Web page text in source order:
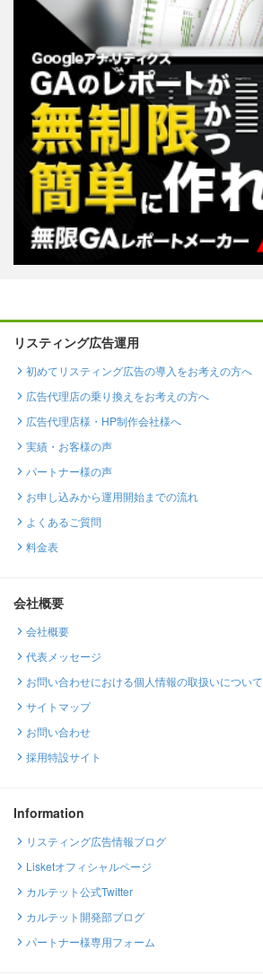
リスティング広告運用
初めてリスティング広告の導入をお考えの方へ
広告代理店の乗り換えをお考えの方へ
広告代理店様・HP制作会社様へ
実績・お客様の声
パートナー様の声
お申し込みから運用開始までの流れ
よくあるご質問
料金表
会社概要
会社概要
代表メッセージ
お問い合わせにおける個人情報の取扱いについて
サイトマップ
お問い合わせ
採用特設サイト
Information
リスティング広告情報ブログ
Lisketオフィシャルページ
カルテット公式Twitter
カルテット開発部ブログ
パートナー様専用フォーム